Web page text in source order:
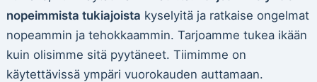
nopeimmista tukiajoista kyselyitä ja ratkaise ongelmat
nopeammin ja tehokkaammin. Tarjoamme tukea ikään
kuin olisimme sitä pyytäneet. Tiimimme on
käytettävissä ympäri vuorokauden auttamaan.